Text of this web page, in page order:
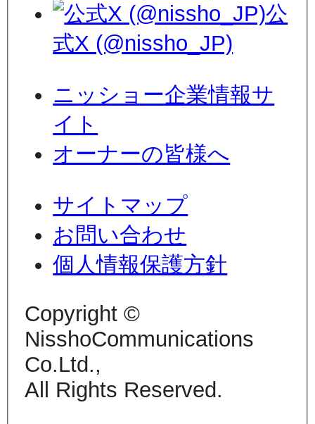
公
式X (@nissho_JP)
ニッショー企業情報サ
イト
オーナーの皆様へ
サイトマップ
お問い合わせ
個人情報保護方針
Copyright ©
NisshoCommunications
Co.Ltd.,
All Rights Reserved.